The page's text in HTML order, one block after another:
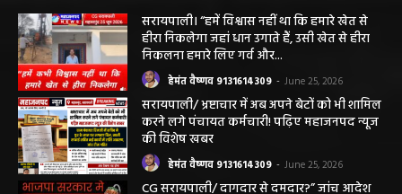
सरायपाली। “हमें विश्वास नहीं था कि हमारे खेत से
हीरा निकलेगा जहां धान उगाते हैं, उसी खेत से हीरा
निकलना हमारे लिए गर्व और...
हेमंत वैष्णव 9131614309
सरायपाली/ भ्रष्टाचार में अब अपने बेटों को भी शामिल
करने लगे पंचायत कर्मचारी! पढ़िए महाजनपद न्यूज
की विशेष खबर
हेमंत वैष्णव 9131614309
CG सरायपाली/ दागदार से दमदार?” जांच आदेश